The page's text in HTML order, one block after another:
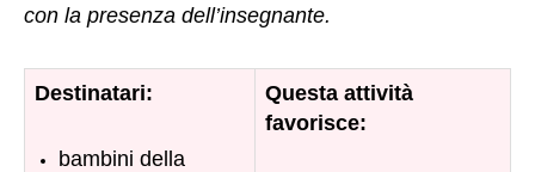
con la presenza dell’insegnante.
Destinatari:
bambini della
Questa attività
favorisce: